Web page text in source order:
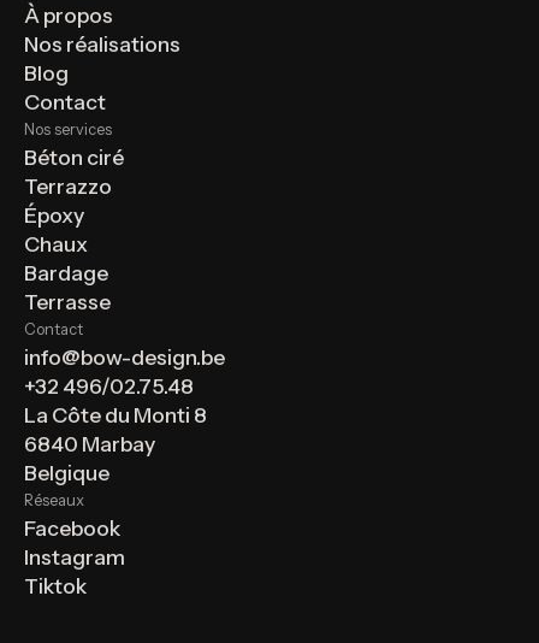
À propos
Nos réalisations
Blog
Contact
Nos services
Béton ciré
Terrazzo
Époxy
Chaux
Bardage
Terrasse
Contact
info@bow-design.be
+32 496/02.75.48
La Côte du Monti 8
6840 Marbay
Belgique
Réseaux
Facebook
Instagram
Tiktok